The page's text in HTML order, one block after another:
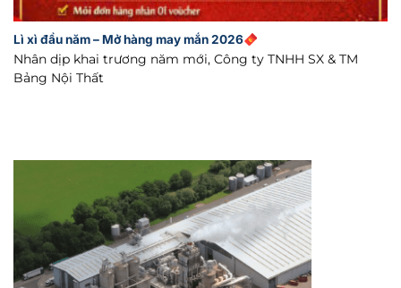
Lì xì đầu năm – Mở hàng may mắn 2026
Nhân dịp khai trương năm mới, Công ty TNHH SX & TM
Bảng Nội Thất